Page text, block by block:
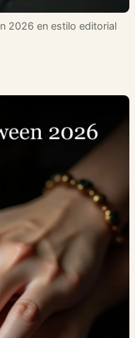
2026 en estilo editorial